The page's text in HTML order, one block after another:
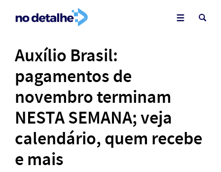
Auxílio Brasil:
pagamentos de
novembro terminam
NESTA SEMANA; veja
calendário, quem recebe
e mais